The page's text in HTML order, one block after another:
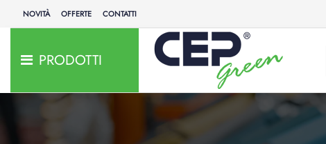
NOVITÀ OFFERTE CONTATTI
PRODOTTI